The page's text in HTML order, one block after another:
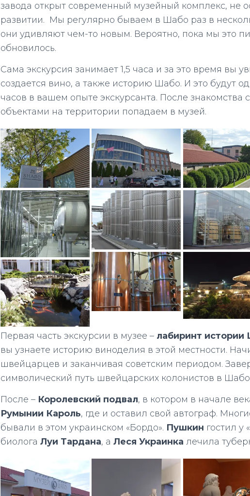
завода открыт современный музейный комплекс, не
развитии. Мы регулярно бываем в Шабо раз в
они удивляют чем-то новым. Вероятно, пока мы это
обновилось.
Сама экскурсия занимает 1,5 часа и за это время вы
создается вино, а также историю Шабо. И это будут
часов в вашем опыте экскурсанта. После знакомства
объектами на территории попадаем в музей.
Первая часть экскурсии в музее – лабиринт истории
вы узнаете историю виноделия в этой местности.
швейцарцев и заканчивая советским периодом.
символический путь швейцарских колонистов в
После – Королевский подвал, в котором в начале
Румынии Кароль, где и оставил свой автограф.
бывали в этом украинском «Бордо». Пушкин гостил у
биолога Луи Тардана, а Леся Украинка лечила